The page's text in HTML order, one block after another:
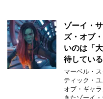
ゾーイ・
ズ・オブ
いのは「
待している
マーベル・
ティック・
オブ・ギャ